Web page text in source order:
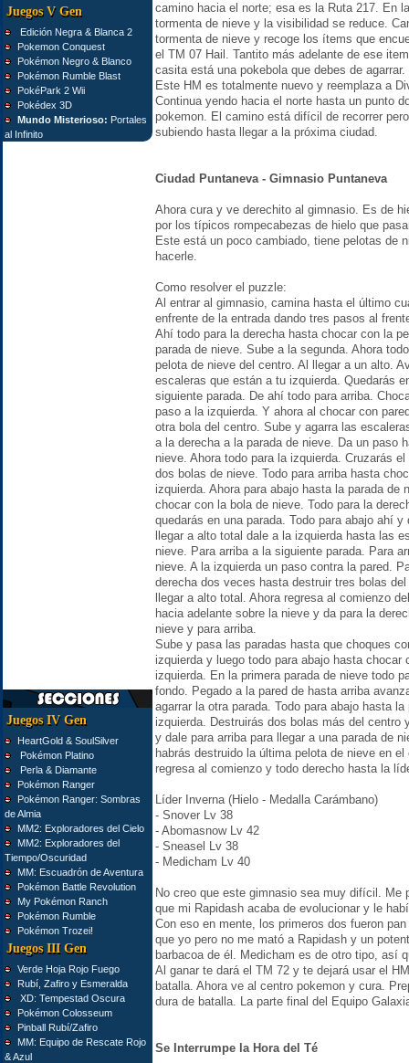
Juegos V Gen
Edición Negra & Blanca 2
Pokemon Conquest
Pokémon Negro & Blanco
Pokémon Rumble Blast
PokéPark 2 Wii
Pokédex 3D
Mundo Misterioso: Portales
al Infinito
Juegos IV Gen
HeartGold & SoulSilver
Pokémon Platino
Perla & Diamante
Pokémon Ranger
Pokémon Ranger: Sombras
de Almia
MM2: Exploradores del Cielo
MM2: Exploradores del
Tiempo/Oscuridad
MM: Escuadrón de Aventura
Pokémon Battle Revolution
My Pokémon Ranch
Pokémon Rumble
Pokémon Trozei!
Juegos III Gen
Verde Hoja Rojo Fuego
Rubí, Zafiro y Esmeralda
XD: Tempestad Oscura
Pokémon Colosseum
Pinball Rubí/Zafiro
MM: Equipo de Rescate Rojo
& Azul
camino hacia el norte; esa es la Ruta 217. En
tormenta de nieve y la visibilidad se reduce.
tormenta de nieve y recoge los ítems que
el TM 07 Hail. Tantito más adelante de ese
casita está una pokebola que debes de
Este HM es totalmente nuevo y reemplaza a
Continua yendo hacia el norte hasta un punto
pokemon. El camino está difícil de recorrer
subiendo hasta llegar a la próxima ciudad.
Ciudad Puntaneva - Gimnasio Puntaneva
Ahora cura y ve derechito al gimnasio. Es de
por los típicos rompecabezas de hielo que
Este está un poco cambiado, tiene pelotas de
hacerle.
Como resolver el puzzle:
Al entrar al gimnasio, camina hasta el último
enfrente de la entrada dando tres pasos al
Ahí todo para la derecha hasta chocar con la
parada de nieve. Sube a la segunda. Ahora
pelota de nieve del centro. Al llegar a un alto.
escaleras que están a tu izquierda. Quedarás
siguiente parada. De ahí todo para arriba.
paso a la izquierda. Y ahora al chocar con
otra bola del centro. Sube y agarra las
a la derecha a la parada de nieve. Da un paso
nieve. Ahora todo para la izquierda. Cruzarás
dos bolas de nieve. Todo para arriba hasta
izquierda. Ahora para abajo hasta la parada de
chocar con la bola de nieve. Todo para la
quedarás en una parada. Todo para abajo ahí
llegar a alto total dale a la izquierda hasta las
nieve. Para arriba a la siguiente parada. Para
nieve. A la izquierda un paso contra la pared.
derecha dos veces hasta destruir tres bolas
llegar a alto total. Ahora regresa al comienzo
hacia adelante sobre la nieve y da para la
nieve y para arriba.
Sube y pasa las paradas hasta que choques
izquierda y luego todo para abajo hasta
izquierda. En la primera parada de nieve todo
fondo. Pegado a la pared de hasta arriba
agarrar la otra parada. Todo para abajo hasta
izquierda. Destruirás dos bolas más del centro
y dale para arriba para llegar a una parada de
habrás destruido la última pelota de nieve en
regresa al comienzo y todo derecho hasta la
Líder Inverna (Hielo - Medalla Carámbano)
- Snover Lv 38
- Abomasnow Lv 42
- Sneasel Lv 38
- Medicham Lv 40
No creo que este gimnasio sea muy difícil. Me
que mi Rapidash acaba de evolucionar y le
Con eso en mente, los primeros dos fueron
que yo pero no me mató a Rapidash y un
barbacoa de él. Medicham es de otro tipo, así
Al ganar te dará el TM 72 y te dejará usar el
batalla. Ahora ve al centro pokemon y cura.
dura de batalla. La parte final del Equipo
Se Interrumpe la Hora del Té